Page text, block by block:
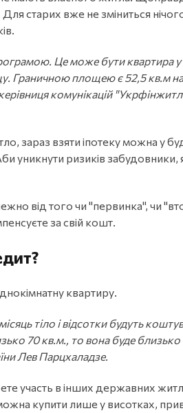
старих вже не зміниться
Це може бути квартира
Граничною площею є 52,5 кв.м
комунікацій
зараз взяти іпотеку можна у
уникнути ризиків забудовники,
від того чи "первинка", чи
за свій кошт.
квартиру.
тіло і відсотки будуть
70 кв.м., то вона буде близько
Лев Парцхаладзе.
участь в інших державних
купити лише у висотках,